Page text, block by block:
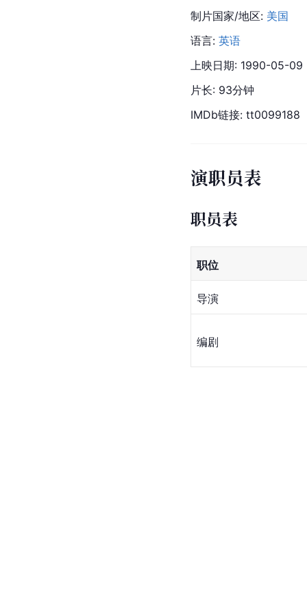
制片国家/地区: 美国
语言: 英语
上映日期: 1990-05-09
片长: 93分钟
IMDb链接: tt0099188
演职员表
职员表
职位
导演
编剧